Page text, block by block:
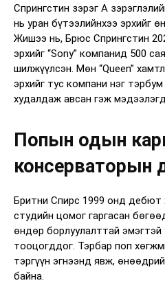
Спрингстин зэрэг А
нь уран бүтээлийнхээ эрхийг
Жишээ нь, Брюс Спрингстин
эрхийг “Sony” компанид 500
шилжүүлсэн. Мөн “Queen”
эрхийг тус компани нэг
худалдаж авсан гэж
Попын одын
консерваторын
Бритни Спирс 1999 онд дебют
студийн цомог гаргасан
өндөр борлуулалттай эмэгтэй
тооцогддог. Тэрбар поп
тэргүүн эгнээнд явж,
байна.